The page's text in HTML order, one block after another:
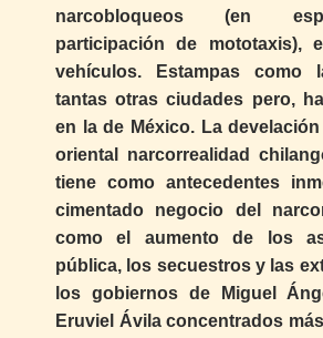
narcobloqueos (en
participación de mototaxis),
vehículos. Estampas como
tantas otras ciudades pero,
en la de México. La
oriental narcorrealidad
tiene como antecedentes
cimentado negocio del
como el aumento de los
pública, los secuestros y las
los gobiernos de Miguel
Eruviel Ávila concentrados